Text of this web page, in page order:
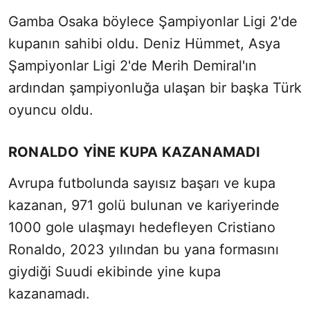
Gamba Osaka böylece Şampiyonlar Ligi 2'de
kupanın sahibi oldu. Deniz Hümmet, Asya
Şampiyonlar Ligi 2'de Merih Demiral'ın
ardından şampiyonluğa ulaşan bir başka Türk
oyuncu oldu.
RONALDO YİNE KUPA KAZANAMADI
Avrupa futbolunda sayısız başarı ve kupa
kazanan, 971 golü bulunan ve kariyerinde
1000 gole ulaşmayı hedefleyen Cristiano
Ronaldo, 2023 yılından bu yana formasını
giydiği Suudi ekibinde yine kupa
kazanamadı.